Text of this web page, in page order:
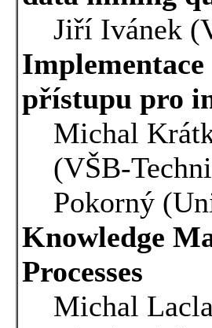
Jiří Ivánek
přístupu pro
Michal
(VŠB-
Pokorný
Knowledge
Processes
Michal